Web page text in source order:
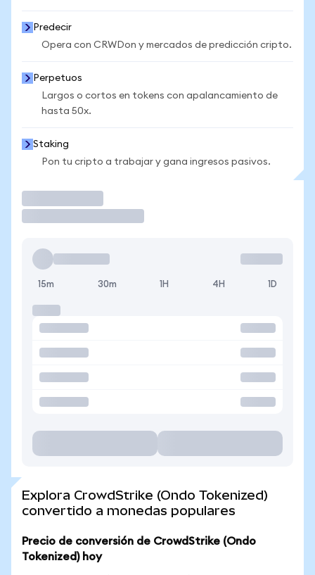
Predecir
Opera con CRWDon y mercados de predicción cripto.
Perpetuos
Largos o cortos en tokens con apalancamiento de
hasta 50x.
Staking
Pon tu cripto a trabajar y gana ingresos pasivos.
15m 30m 1H 4H 1D
Explora CrowdStrike (Ondo Tokenized)
convertido a monedas populares
Precio de conversión de CrowdStrike (Ondo
Tokenized) hoy